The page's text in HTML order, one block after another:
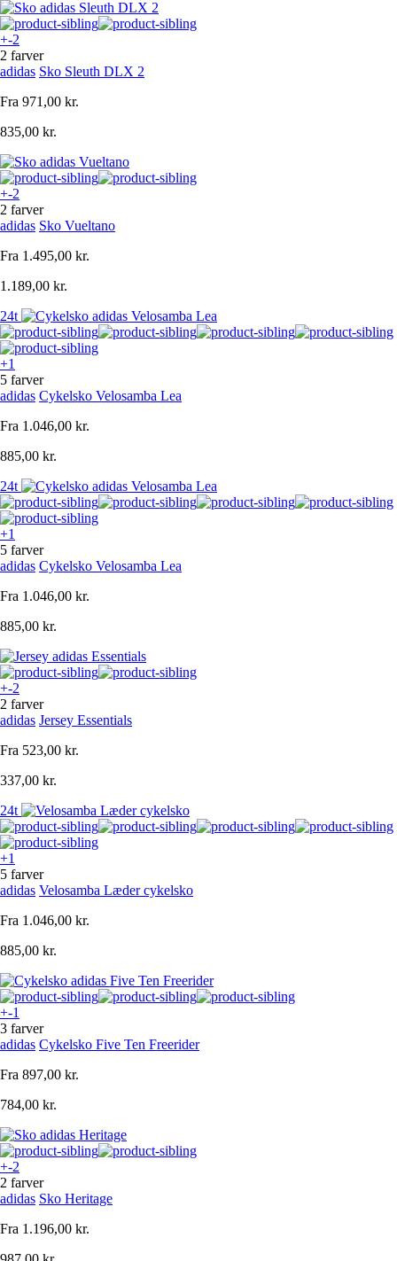
+-2
2 farver
adidas Sko Sleuth DLX 2
Fra 971,00 kr.
835,00 kr.
+-2
2 farver
adidas Sko Vueltano
Fra 1.495,00 kr.
1.189,00 kr.
24t
+1
5 farver
adidas Cykelsko Velosamba Lea
Fra 1.046,00 kr.
885,00 kr.
24t
+1
5 farver
adidas Cykelsko Velosamba Lea
Fra 1.046,00 kr.
885,00 kr.
+-2
2 farver
adidas Jersey Essentials
Fra 523,00 kr.
337,00 kr.
24t
+1
5 farver
adidas Velosamba Læder cykelsko
Fra 1.046,00 kr.
885,00 kr.
+-1
3 farver
adidas Cykelsko Five Ten Freerider
Fra 897,00 kr.
784,00 kr.
+-2
2 farver
adidas Sko Heritage
Fra 1.196,00 kr.